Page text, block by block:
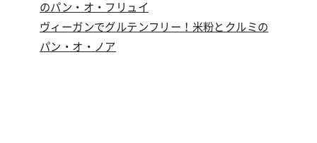
のパン・オ・フリュイ
ヴィーガンでグルテンフリー！米粉とクルミの
パン・オ・ノア